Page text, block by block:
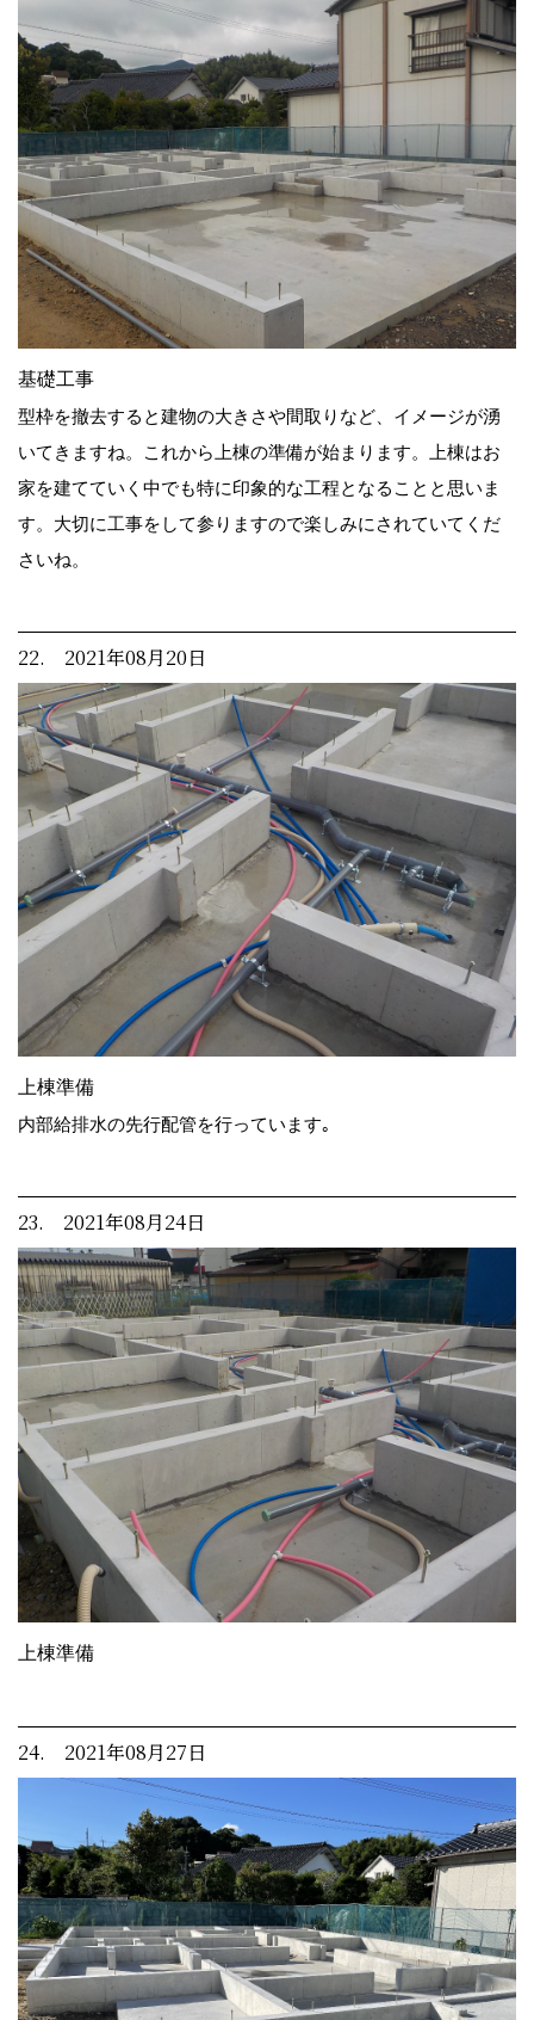
基礎工事
型枠を撤去すると建物の大きさや間取りなど、イメージが湧
いてきますね。これから上棟の準備が始まります。上棟はお
家を建てていく中でも特に印象的な工程となることと思いま
す。大切に工事をして参りますので楽しみにされていてくだ
さいね。
22. 2021年08月20日
上棟準備
内部給排水の先行配管を行っています｡
23. 2021年08月24日
上棟準備
24. 2021年08月27日